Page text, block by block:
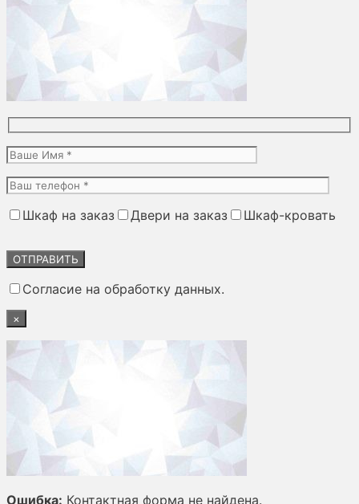
Шкаф на заказ Двери на заказ
Шкаф-кровать
это
пустым.
Согласие на обработку данных.
×
Ошибка: Контактная форма не найдена.